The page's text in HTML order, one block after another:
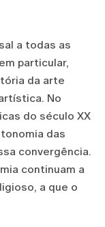
a todas as
particular,
da arte
No
do século XX
das
convergência.
continuam a
a que o